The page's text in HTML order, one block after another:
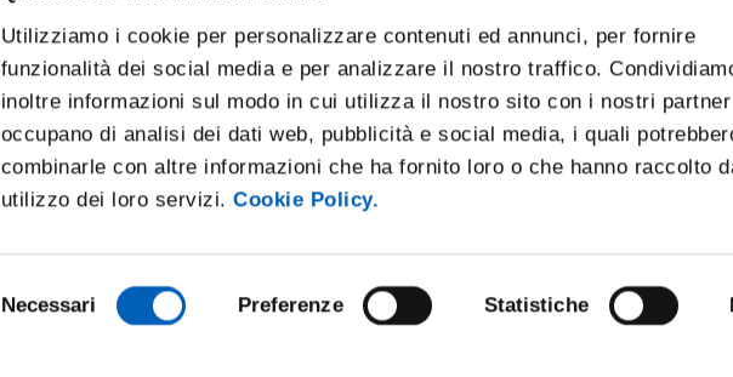
Utilizziamo i cookie per personalizzare contenuti ed annunci, per fornire
funzionalità dei social media e per analizzare il nostro traffico.
inoltre informazioni sul modo in cui utilizza il nostro sito con i nostri
occupano di analisi dei dati web, pubblicità e social media, i quali
combinarle con altre informazioni che ha fornito loro o che hanno raccolto
utilizzo dei loro servizi.Cookie Policy.
del
Necessari Preferenze Statistiche